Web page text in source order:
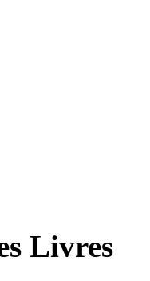
Livres